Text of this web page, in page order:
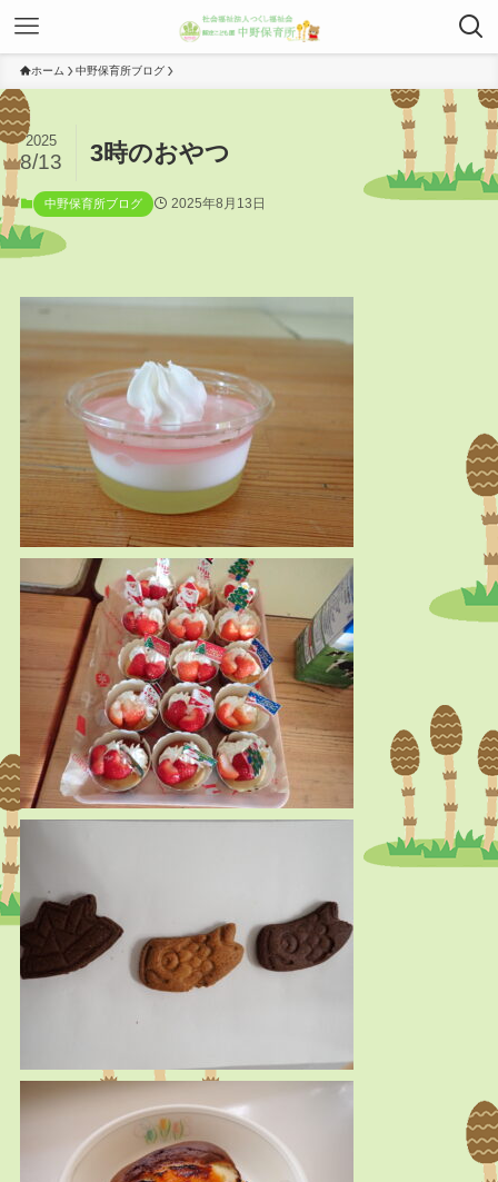
ホーム 中野保育所ブログ
3時のおやつ
2025
8/13
中野保育所ブログ 2025年8月13日